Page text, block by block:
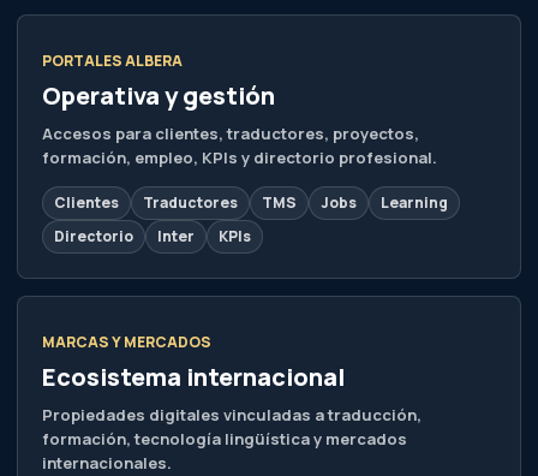
Ecosistema internacional
Propiedades digitales vinculadas a traducción,
formación, tecnología lingüística y mercados
internacionales.
Albera Group Albera Trad
Polyglot Hub
Luxemburgo
México Juradas
COBERTURA
España, México y online
Landing pages locales y verticales para captar
búsquedas por ciudad, país, sector y tipo de
documento.